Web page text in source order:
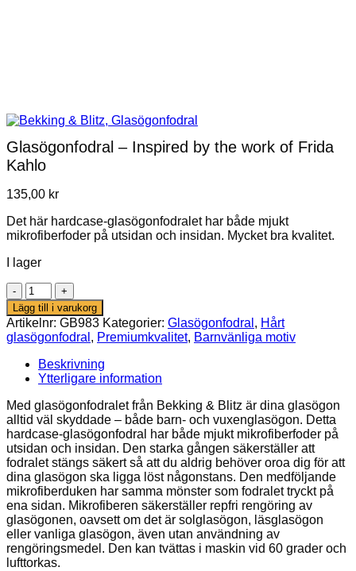
Glasögonfodral – Inspired by the work of Frida
Kahlo
135,00 kr
Det här hardcase-glasögonfodralet har både mjukt
mikrofiberfoder på utsidan och insidan. Mycket bra kvalitet.
I lager
Glasögonfodral
–
Inspired
by
the
work
of
Frida
Kahlo
mängd
Lägg till i varukorg
Artikelnr: GB983 Kategorier: Glasögonfodral , Hårt
glasögonfodral , Premiumkvalitet, Barnvänliga motiv
Beskrivning
Ytterligare information
Med glasögonfodralet från Bekking & Blitz är dina glasögon
alltid väl skyddade – både barn- och vuxenglasögon. Detta
hardcase-glasögonfodral har både mjukt mikrofiberfoder på
utsidan och insidan. Den starka gången säkerställer att
fodralet stängs säkert så att du aldrig behöver oroa dig för att
dina glasögon ska ligga löst någonstans. Den medföljande
mikrofiberduken har samma mönster som fodralet tryckt på
ena sidan. Mikrofiberen säkerställer repfri rengöring av
glasögonen, oavsett om det är solglasögon, läsglasögon
eller vanliga glasögon, även utan användning av
rengöringsmedel. Den kan tvättas i maskin vid 60 grader och
lufttorkas.